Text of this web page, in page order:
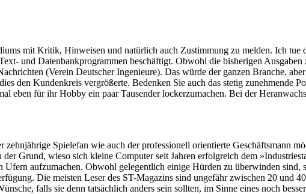
mit Kritik, Hinweisen und natürlich auch Zustimmung zu melden. Ich tue
und Datenbankprogrammen beschäftigt. Obwohl die bisherigen
(Verein Deutscher Ingenieure). Das würde der ganzen Branche,
den Kundenkreis vergrößerte. Bedenken Sie auch das stetig zunehmende
eben für ihr Hobby ein paar Tausender lockerzumachen. Bei der
Spielefan wie auch der professionell orientierte Geschäftsmann
Grund, wieso sich kleine Computer seit Jahren erfolgreich dem
Ufern aufzumachen. Obwohl gelegentlich einige Hürden zu überwinden
Die meisten Leser des ST-Magazins sind ungefähr zwischen 20 und
falls sie denn tatsächlich anders sein sollten, im Sinne eines noch